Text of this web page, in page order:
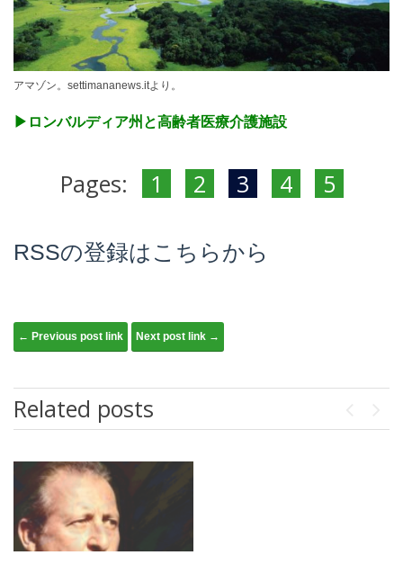
アマゾン。settimananews.itより。
▶︎ロンバルディア州と高齢者医療介護施設
Pages: 1 2 3 4 5
RSSの登録はこちらから
Post navigation
← Previous post link Next post link →
Related posts